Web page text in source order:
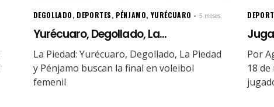
DEGOLLADO, DEPORTES, PÉNJAMO, YURÉCUARO 5 meses.
Yurécuaro, Degollado, La...
La Piedad: Yurécuaro, Degollado, La Piedad
y Pénjamo buscan la final en voleibol
femenil
Por
18